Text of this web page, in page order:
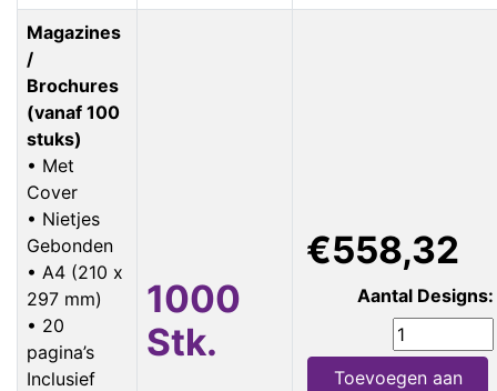
Magazines
/
Brochures
(vanaf 100
stuks)
• Met
Cover
• Nietjes
Gebonden
• A4 (210 x
297 mm)
• 20
pagina’s
Inclusief
1000
Stk.
€558,32
Aantal Designs:
Toevoegen aan